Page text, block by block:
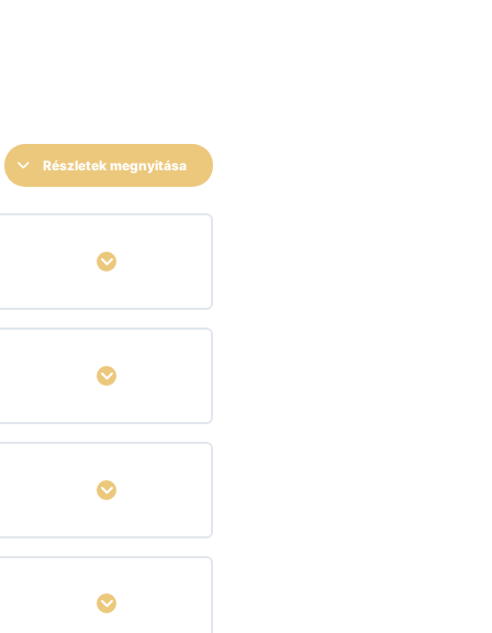
Részletek megnyitása